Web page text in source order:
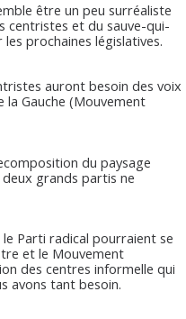
être un peu surréaliste
centristes et du sauve-qui-
prochaines législatives.
auront besoin des voix
Gauche (Mouvement
du paysage
grands partis ne
Parti radical pourraient se
et le Mouvement
des centres informelle qui
avons tant besoin.